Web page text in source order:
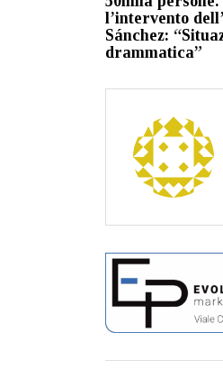
l’intervento
Sánchez:
drammatica”